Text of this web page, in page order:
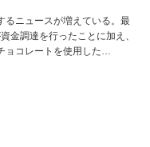
るニュースが増えている。最
金調達を行ったことに加え、
ョコレートを使用した…